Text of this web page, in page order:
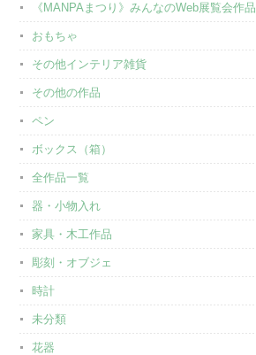
《MANPAまつり》みんなのWeb展覧会作品
おもちゃ
その他インテリア雑貨
その他の作品
ペン
ボックス（箱）
全作品一覧
器・小物入れ
家具・木工作品
彫刻・オブジェ
時計
未分類
花器